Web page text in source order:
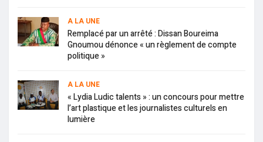
A LA UNE
Remplacé par un arrêté : Dissan Boureima
Gnoumou dénonce « un règlement de compte
politique »
A LA UNE
« Lydia Ludic talents » : un concours pour mettre
l’art plastique et les journalistes culturels en
lumière